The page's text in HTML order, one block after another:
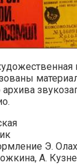
архива
Э.
А.